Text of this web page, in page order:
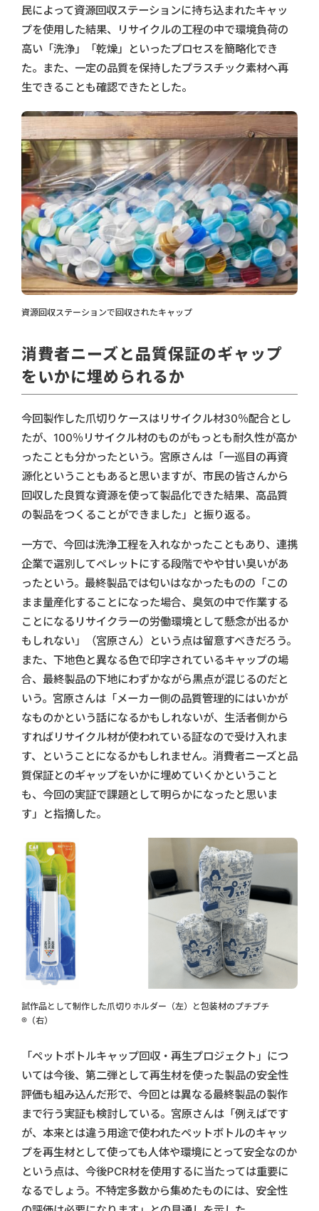
民によって資源回収ステーションに持ち込まれたキャッ
プを使用した結果、リサイクルの工程の中で環境負荷の
高い「洗浄」「乾燥」といったプロセスを簡略化でき
た。また、一定の品質を保持したプラスチック素材へ再
生できることも確認できたとした。
資源回収ステーションで回収されたキャップ
消費者ニーズと品質保証のギャップ
をいかに埋められるか
今回製作した爪切りケースはリサイクル材30％配合とし
たが、100％リサイクル材のものがもっとも耐久性が高か
ったことも分かったという。宮原さんは「一巡目の再資
源化ということもあると思いますが、市民の皆さんから
回収した良質な資源を使って製品化できた結果、高品質
の製品をつくることができました」と振り返る。
一方で、今回は洗浄工程を入れなかったこともあり、連携
企業で選別してペレットにする段階でやや甘い臭いがあ
ったという。最終製品では匂いはなかったものの「この
まま量産化することになった場合、臭気の中で作業する
ことになるリサイクラーの労働環境として懸念が出るか
もしれない」（宮原さん）という点は留意すべきだろう。
また、下地色と異なる色で印字されているキャップの場
合、最終製品の下地にわずかながら黒点が混じるのだと
いう。宮原さんは「メーカー側の品質管理的にはいかが
なものかという話になるかもしれないが、生活者側から
すればリサイクル材が使われている証なので受け入れま
す、ということになるかもしれません。消費者ニーズと品
質保証とのギャップをいかに埋めていくかということ
も、今回の実証で課題として明らかになったと思いま
す」と指摘した。
試作品として制作した爪切りホルダー（左）と包装材のプチプチ
®（右）
「ペットボトルキャップ回収・再生プロジェクト」につ
いては今後、第二弾として再生材を使った製品の安全性
評価も組み込んだ形で、今回とは異なる最終製品の製作
まで行う実証も検討している。宮原さんは「例えばです
が、本来とは違う用途で使われたペットボトルのキャッ
プを再生材として使っても人体や環境にとって安全なのか
という点は、今後PCR材を使用するに当たっては重要に
なるでしょう。不特定多数から集めたものには、安全性